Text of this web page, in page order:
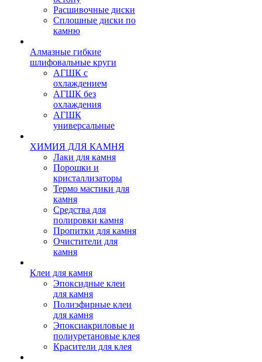
Расшивочные диски
Сплошные диски по
камню
Алмазные гибкие
шлифовальные круги
АГШК с
охлаждением
АГШК без
охлаждения
АГШК
универсальные
ХИМИЯ ДЛЯ КАМНЯ
Лаки для камня
Порошки и
кристаллизаторы
Термо мастики для
камня
Средства для
полировки камня
Пропитки для камня
Очистители для
камня
Клеи для камня
Эпоксидные клеи
для камня
Полиэфирные клеи
для камня
Эпоксиакриловые и
полиуретановые клея
Красители для клея